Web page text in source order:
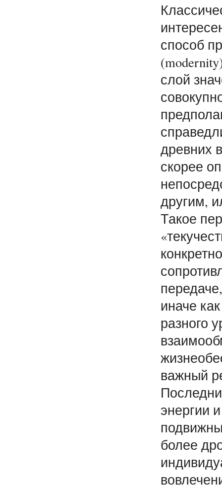
способ
слой
древних
скорее
другим,
Такое
иначе
разного
важный
энергии
более